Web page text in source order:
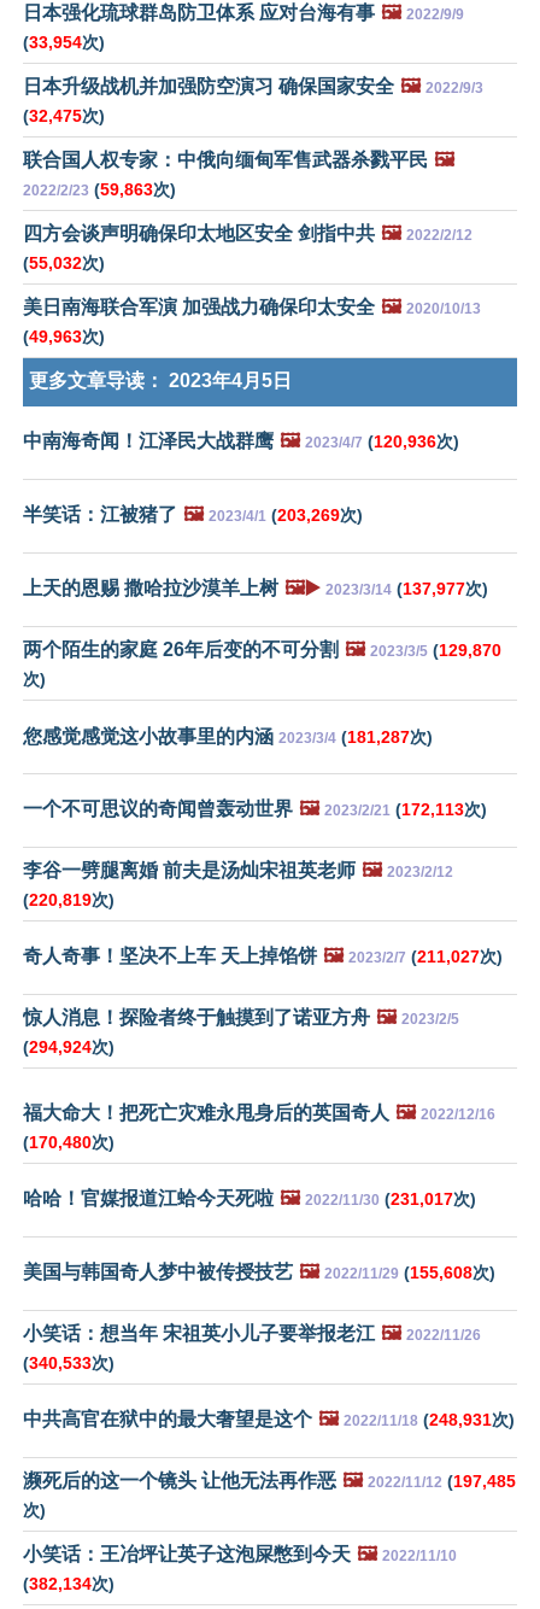
日本强化琉球群岛防卫体系 应对台海有事 🖼️ 2022/9/9
(33,954次)
日本升级战机并加强防空演习 确保国家安全 🖼️ 2022/9/3
(32,475次)
联合国人权专家：中俄向缅甸军售武器杀戮平民 🖼️
2022/2/23 (59,863次)
四方会谈声明确保印太地区安全 剑指中共 🖼️ 2022/2/12
(55,032次)
美日南海联合军演 加强战力确保印太安全 🖼️ 2020/10/13
(49,963次)
更多文章导读： 2023年4月5日
中南海奇闻！江泽民大战群鹰 🖼️ 2023/4/7 (120,936次)
半笑话：江被猪了 🖼️ 2023/4/1 (203,269次)
上天的恩赐 撒哈拉沙漠羊上树 🖼️▶️ 2023/3/14 (137,977次)
两个陌生的家庭 26年后变的不可分割 🖼️ 2023/3/5 (129,870
次)
您感觉感觉这小故事里的内涵 2023/3/4 (181,287次)
一个不可思议的奇闻曾轰动世界 🖼️ 2023/2/21 (172,113次)
李谷一劈腿离婚 前夫是汤灿宋祖英老师 🖼️ 2023/2/12
(220,819次)
奇人奇事！坚决不上车 天上掉馅饼 🖼️ 2023/2/7 (211,027次)
惊人消息！探险者终于触摸到了诺亚方舟 🖼️ 2023/2/5
(294,924次)
福大命大！把死亡灾难永甩身后的英国奇人 🖼️ 2022/12/16
(170,480次)
哈哈！官媒报道江蛤今天死啦 🖼️ 2022/11/30 (231,017次)
美国与韩国奇人梦中被传授技艺 🖼️ 2022/11/29 (155,608次)
小笑话：想当年 宋祖英小儿子要举报老江 🖼️ 2022/11/26
(340,533次)
中共高官在狱中的最大奢望是这个 🖼️ 2022/11/18 (248,931次)
濒死后的这一个镜头 让他无法再作恶 🖼️ 2022/11/12 (197,485
次)
小笑话：王冶坪让英子这泡屎憋到今天 🖼️ 2022/11/10
(382,134次)